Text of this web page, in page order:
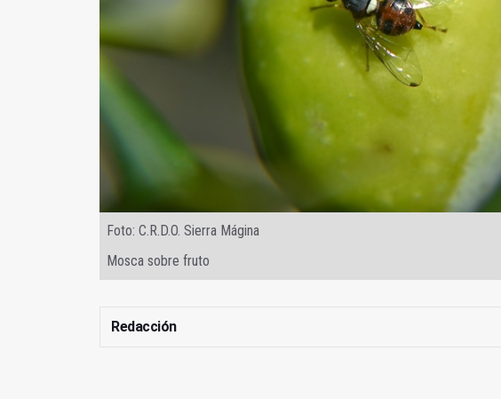
Foto: C.R.D.O. Sierra Mágina
Mosca sobre fruto
Redacción